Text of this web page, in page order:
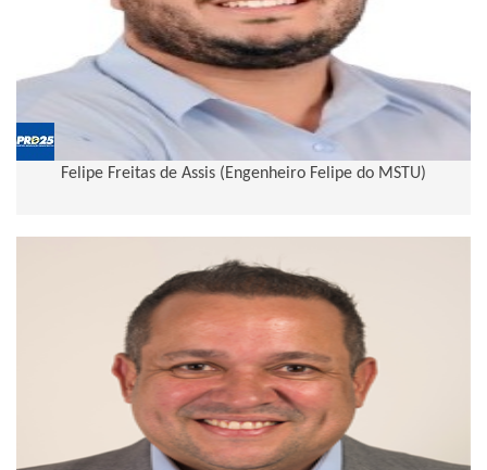
Felipe Freitas de Assis (Engenheiro Felipe do MSTU)